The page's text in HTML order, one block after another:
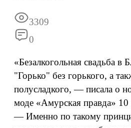
3309
0
«Безалкогольная свадьба в
"Горько" без горького, а
полусладкого, — писала о
моде «Амурская правда» 10
— Именно по такому